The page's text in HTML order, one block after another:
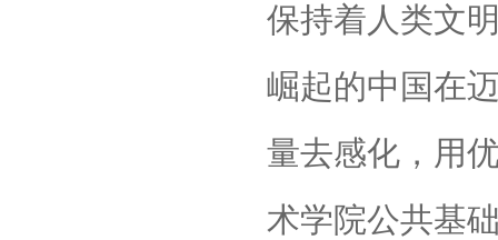
保持着人类文
崛起的中国在
量去感化，用
术学院公共基